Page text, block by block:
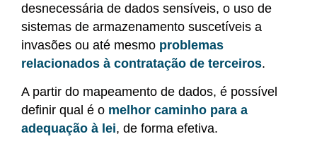
desnecessária de dados sensíveis, o uso de
sistemas de armazenamento suscetíveis a
invasões ou até mesmo problemas
relacionados à contratação de terceiros.
A partir do mapeamento de dados, é possível
definir qual é o melhor caminho para a
adequação à lei, de forma efetiva.